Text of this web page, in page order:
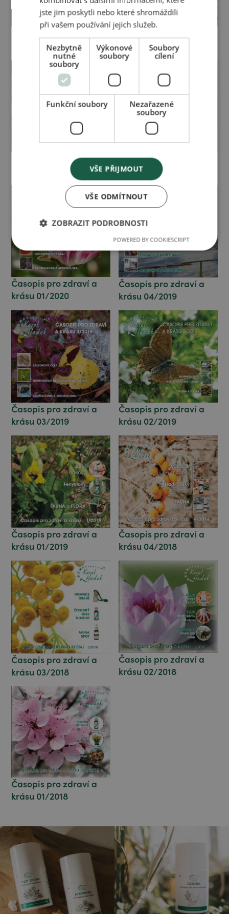
Časopis pro zdraví a
krásu 01/2021
Časopis pro zdraví a
krásu 04/2020
Časopis pro zdraví a
krásu 03/2020
Časopis pro zdraví a
krásu 02/2020
Časopis pro zdraví a
krásu 01/2020
Časopis pro zdraví a
krásu 04/2019
Časopis pro zdraví a
krásu 03/2019
Časopis pro zdraví a
krásu 02/2019
Časopis pro zdraví a
krásu 01/2019
Časopis pro zdraví a
krásu 04/2018
Časopis pro zdraví a
krásu 03/2018
Časopis pro zdraví a
krásu 02/2018
Časopis pro zdraví a
krásu 01/2018
jste jim poskytli nebo které shromáždili
při vašem používání jejich služeb.
Nezbytně
nutné
soubory
Výkonové
soubory
Soubory
cílení
Funkční soubory
Nezařazené
soubory
VŠE PŘIJMOUT
VŠE ODMÍTNOUT
ZOBRAZIT PODROBNOSTI
POWERED BY COOKIESCRIPT